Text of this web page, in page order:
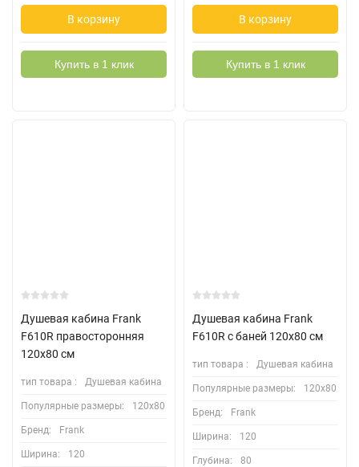
В корзину
Купить в 1 клик
В корзину
Купить в 1 клик
Душевая кабина Frank
F610R правосторонняя
120х80 см
тип товара : Душевая кабина
Популярные размеры: 120х80
Бренд: Frank
Ширина: 120
Душевая кабина Frank
F610R с баней 120х80 см
тип товара : Душевая кабина
Популярные размеры: 120х80
Бренд: Frank
Ширина: 120
Глубина: 80